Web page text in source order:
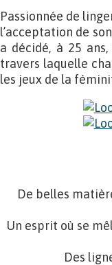
Passionnée de
l’acceptation de
a décidé, à 25
travers laquelle
les jeux de la
De belles
Un esprit où se
Des